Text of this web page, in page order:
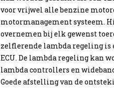
voor vrijwel alle benzine
motormanagement systeem.
overnemen bij elk gewenst
zelflerende lambda regeling is
ECU. De lambda regeling kan
lambda controllers en
Goede afstelling van de